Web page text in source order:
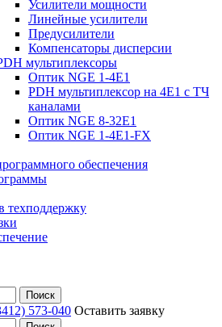
Усилители мощности
Линейные усилители
Предусилители
Компенсаторы дисперсии
мультиплексоры
Оптик NGE 1-4E1
PDH мультиплексор на 4Е1 с ТЧ
каналами
Оптик NGE 8-32E1
Оптик NGE 1-4E1-FX
обеспечения
техподдержку
Поиск
573-040 Оставить заявку